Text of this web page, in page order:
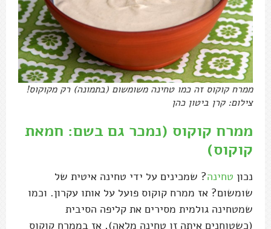
ממרח קוקוס זה כמו טחינה משומשום (בתמונה) רק מקוקוס!
צילום: קרן ביטון כהן
ממרח קוקוס (נמכר גם בשם: חמאת
קוקוס)
נכון טחינה? שמכינים על ידי טחינה איטית של
שומשום? אז ממרח קוקוס פועל על אותו עקרון. וכמו
שמטחינה גולמית מסירים את קליפה הסיבית
(כשטוחנים איתה זו טחינה מלאה), אז בממרח קוקוס